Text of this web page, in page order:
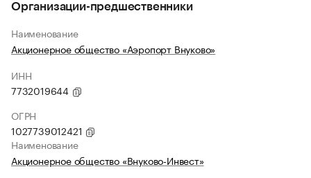
Организации-предшественники
Наименование
Акционерное общество «Аэропорт Внуково»
ИНН
7732019644
ОГРН
1027739012421
Наименование
Акционерное общество «Внуково-Инвест»